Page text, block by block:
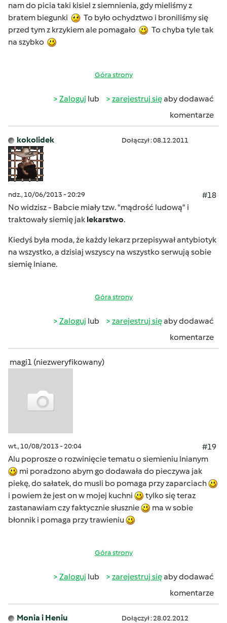
nam do picia taki kisiel z siemnienia, gdy mieliśmy z
bratem biegunki
To było ochydztwo i broniliśmy się
przed tym z krzykiem ale pomagało
To chyba tyle tak
na szybko
Góra strony
Zaloguj lub zarejestruj sięaby dodawać
komentarze
kokolidek Dołączył : 08.12.2011
ndz., 10/06/2013 - 20:29
#18
No widzisz - Babcie miały tzw. "mądrość ludową" i
traktowały siemię jak lekarstwo.
Kiedyś była moda, że każdy lekarz przepisywał antybiotyk
na wszystko, a dzisiaj wszyscy na wszystko serwują sobie
siemię lniane.
Góra strony
Zaloguj lub zarejestruj sięaby dodawać
komentarze
magi1 (niezweryfikowany)
wt., 10/08/2013 - 20:04
#19
Alu poprosze o rozwinięcie tematu o siemieniu lnianym
mi poradzono abym go dodawała do pieczywa jak
piekę, do sałatek, do musli bo pomaga przy zaparciach
i powiem że jest on w mojej kuchni
tylko się teraz
zastanawiam czy faktycznie słusznie
ma w sobie
błonnik i pomaga przy trawieniu
Góra strony
Zaloguj lub zarejestruj sięaby dodawać
komentarze
Monia i Heniu Dołączył : 28.02.2012